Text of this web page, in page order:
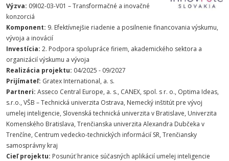
Výzva: 09I02-03-V01 – Transformačné a inovačné
konzorciá
Komponent: 9. Efektívnejšie riadenie a posilnenie financovania výskumu,
vývoja a inovácií
Investícia: 2. Podpora spolupráce firiem, akademického sektora a
organizácií výskumu a vývoja
Realizácia projektu: 04/2025 - 09/2027
Prijímateľ: Gratex International, a. s.
Partneri: Asseco Central Europe, a. s., CANEX, spol. s r. o., Optima Ideas,
s.r.o., VŠB – Technická univerzita Ostrava, Nemecký inštitút pre vývoj
umelej inteligencie, Slovenská technická univerzita v Bratislave, Univerzita
Komenského Bratislava, Trenčianska univerzita Alexandra Dubčeka v
Trenčíne, Centrum vedecko-technických informácií SR, Trenčiansky
samosprávny kraj
Cieľ projektu: Posunúť hranice súčasných aplikácií umelej inteligencie